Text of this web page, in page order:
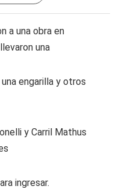
a una obra en
una
engarilla y otros
y Carril Mathus
ingresar.